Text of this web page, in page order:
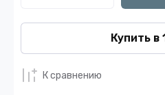
Купить в
К сравнению